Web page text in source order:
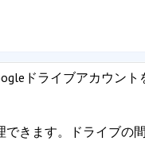
ドライブアカウント
きます。ドライブの